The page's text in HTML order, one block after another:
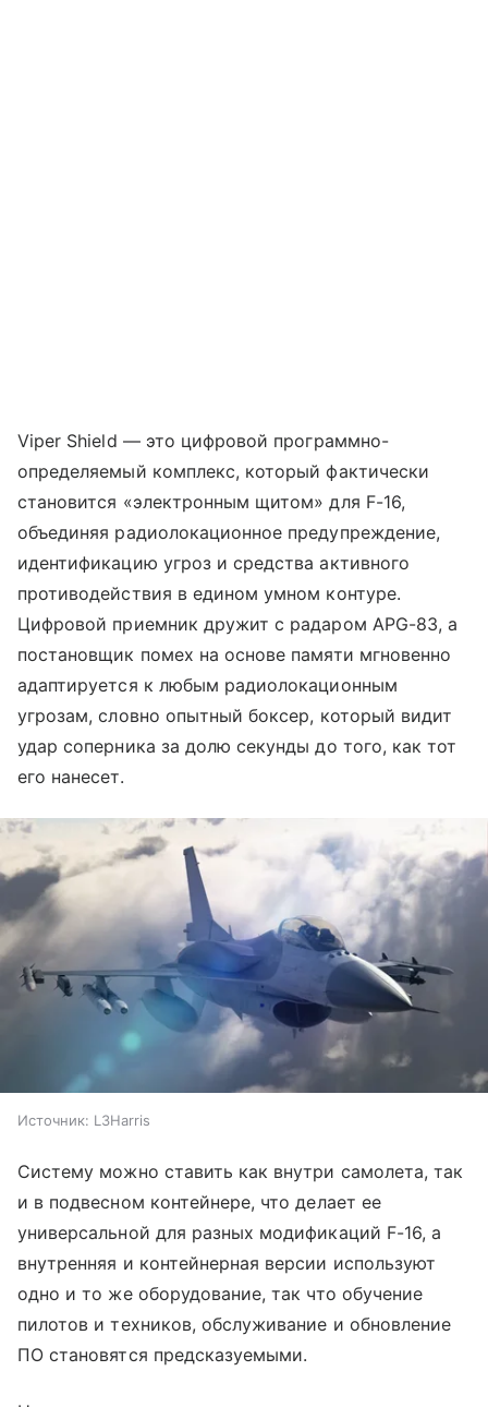
Viper Shield — это цифровой программно-
определяемый комплекс, который фактически
становится «электронным щитом» для F-16,
объединяя радиолокационное предупреждение,
идентификацию угроз и средства активного
противодействия в едином умном контуре.
Цифровой приемник дружит с радаром APG-83, а
постановщик помех на основе памяти мгновенно
адаптируется к любым радиолокационным
угрозам, словно опытный боксер, который видит
удар соперника за долю секунды до того, как тот
его нанесет.
Источник: L3Harris
Систему можно ставить как внутри самолета, так
и в подвесном контейнере, что делает ее
универсальной для разных модификаций F-16, а
внутренняя и контейнерная версии используют
одно и то же оборудование, так что обучение
пилотов и техников, обслуживание и обновление
ПО становятся предсказуемыми.